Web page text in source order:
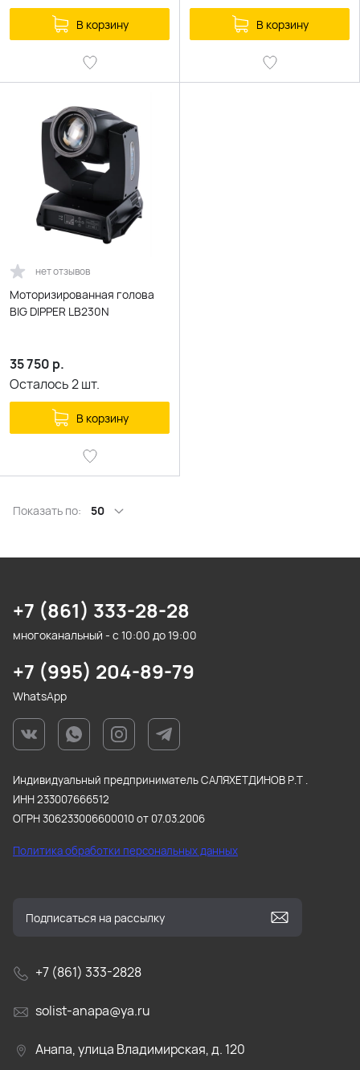
В корзину В корзину
нет отзывов
Моторизированная голова
BIG DIPPER LB230N
35 750 р.
Осталось2шт.
В корзину
Показать по: 50
+7 (861) 333-28-28
многоканальный - с 10:00 до 19:00
+7 (995) 204-89-79
WhatsApp
Индивидуальный предприниматель САЛЯХЕТДИНОВ Р.Т .
ИНН 233007666512
ОГРН 306233006600010 от 07.03.2006
Политика обработки персональных данных
+7 (861) 333-2828
solist-anapa@ya.ru
Анапа, улица Владимирская, д. 120